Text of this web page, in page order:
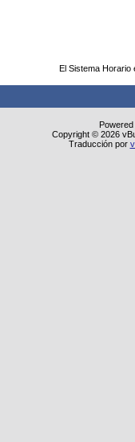
El Sistema
Copyright © 2026
Traducción por